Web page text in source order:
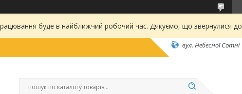
буде в найближчий робочий час. Дякуємо, що звернулися
вул. Небесної